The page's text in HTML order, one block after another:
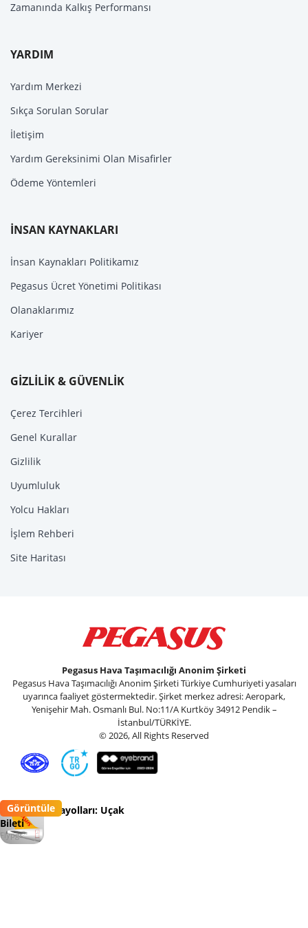
Zamanında Kalkış Performansı
YARDIM
Yardım Merkezi
Sıkça Sorulan Sorular
İletişim
Yardım Gereksinimi Olan Misafirler
Ödeme Yöntemleri
İNSAN KAYNAKLARI
İnsan Kaynakları Politikamız
Pegasus Ücret Yönetimi Politikası
Olanaklarımız
Kariyer
GİZLİLİK & GÜVENLİK
Çerez Tercihleri
Genel Kurallar
Gizlilik
Uyumluluk
Yolcu Hakları
İşlem Rehberi
Site Haritası
Pegasus Hava Taşımacılığı Anonim Şirketi
Pegasus Hava Taşımacılığı Anonim Şirketi Türkiye Cumhuriyeti yasaları
uyarınca faaliyet göstermektedir. Şirket merkez adresi: Aeropark,
Yenişehir Mah. Osmanlı Bul. No:11/A Kurtköy 34912 Pendik –
İstanbul/TÜRKİYE.
© 2026, All Rights Reserved
Pegasus Havayolları: Uçak
Bileti
Flypgs
Görüntüle